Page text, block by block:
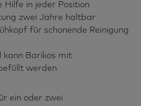
Hilfe in jeder Position
zwei Jahre haltbar
für schonende Reinigung
kann Barikos mit
werden
ein oder zwei